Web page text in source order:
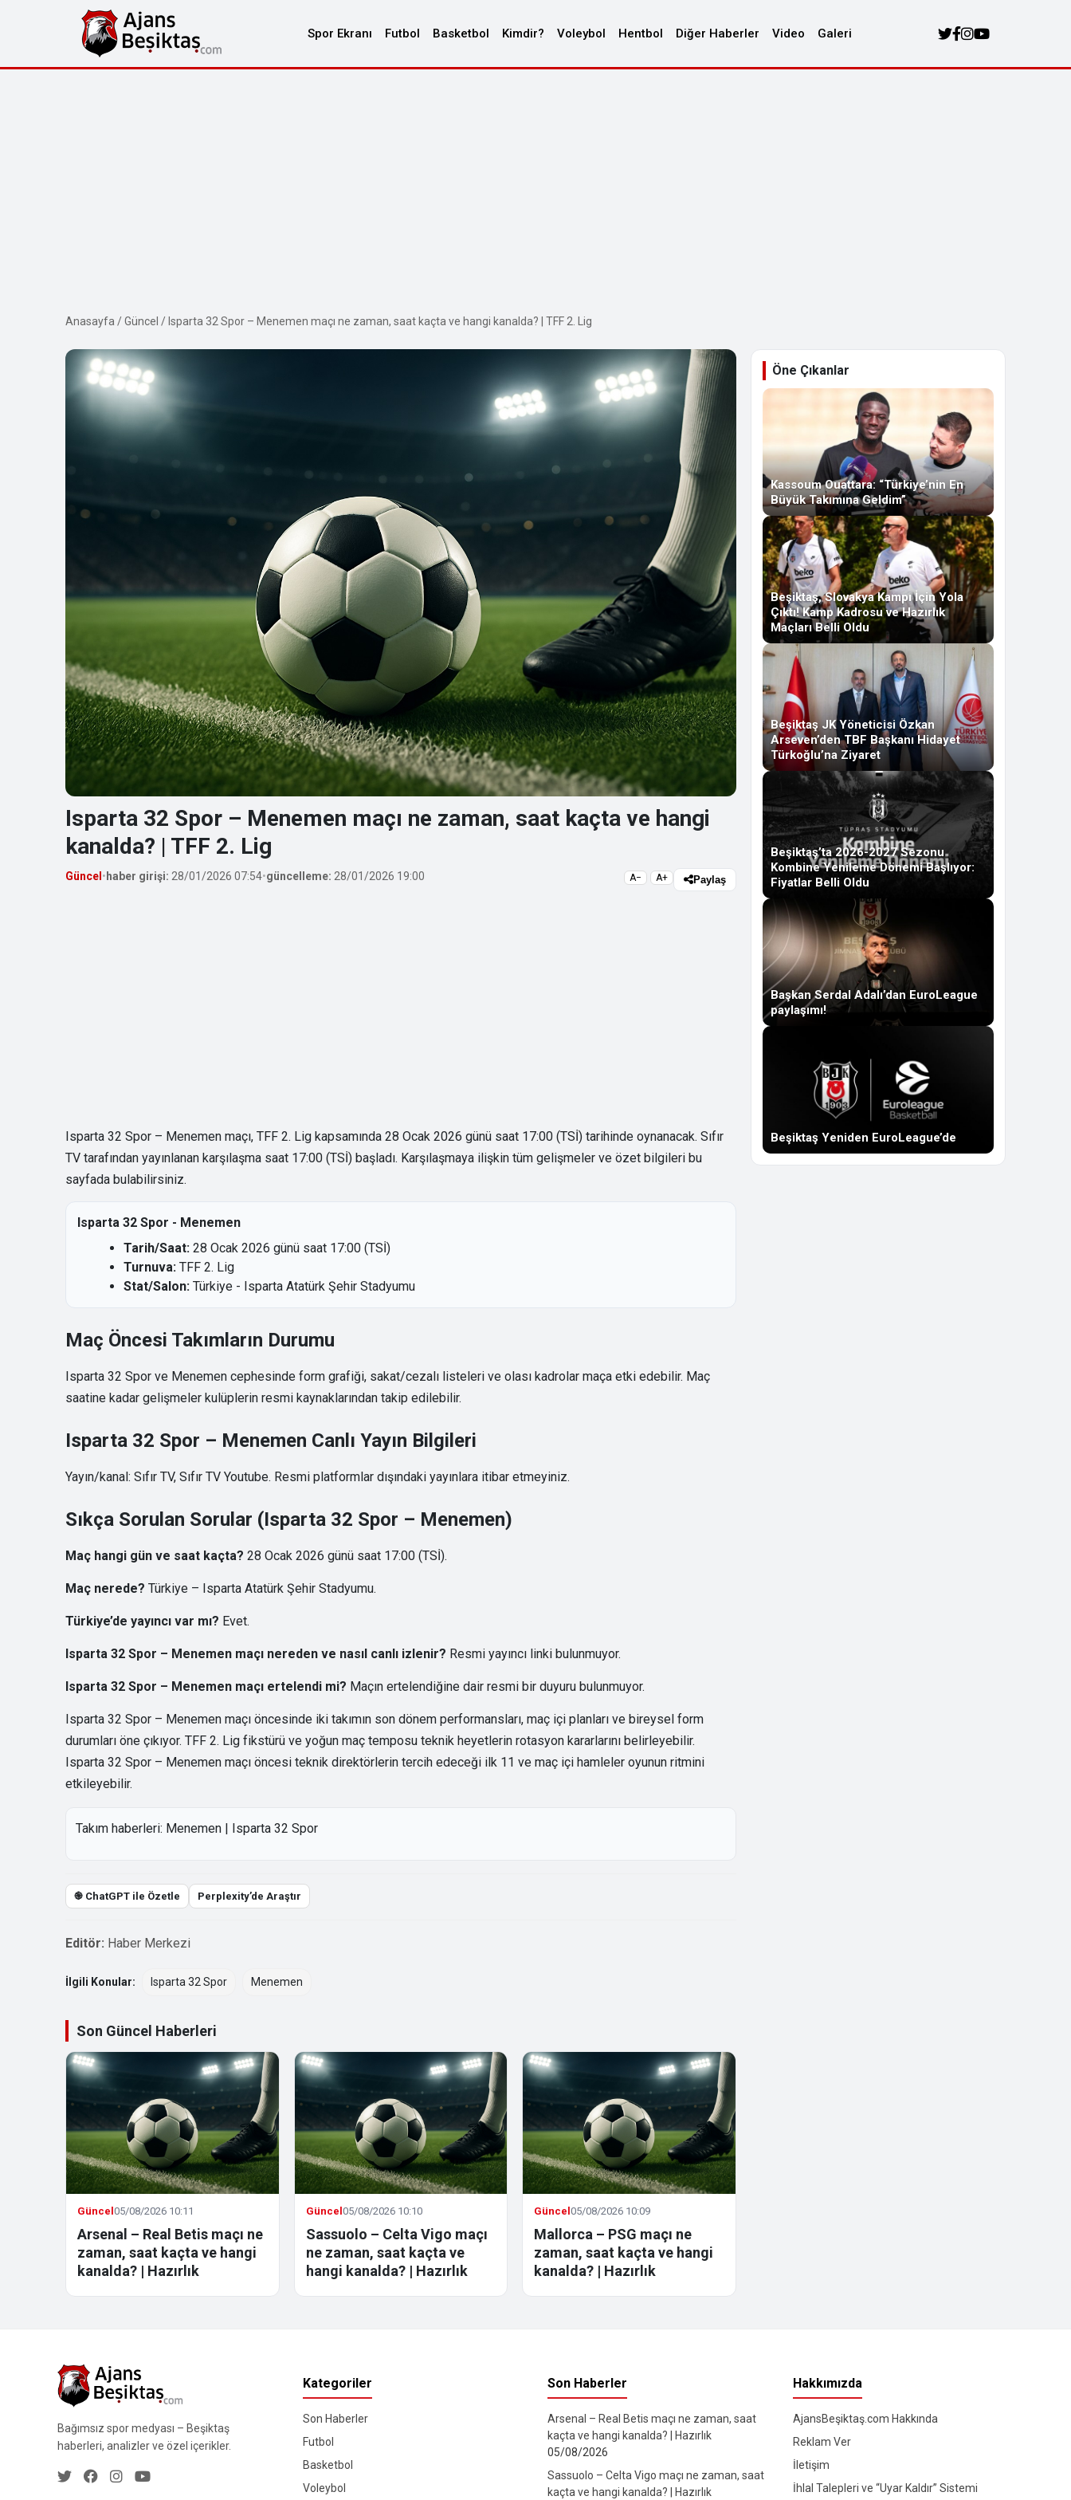
Spor Ekranı Futbol Basketbol Kimdir? Voleybol Hentbol Diğer Haberler Video Galeri
Anasayfa /Güncel / Isparta 32 Spor – Menemen maçı ne zaman, saat kaçta ve hangi kanalda? | TFF 2. Lig
Isparta 32 Spor – Menemen maçı ne zaman, saat kaçta ve hangi
kanalda? | TFF 2. Lig
Güncel • haber girişi: 28/01/2026 07:54•güncelleme: 28/01/2026 19:00 A− A+ Paylaş
Isparta 32 Spor – Menemen maçı, TFF 2. Lig kapsamında 28 Ocak 2026 günü saat 17:00 (TSİ) tarihinde oynanacak. Sıfır
TV tarafından yayınlanan karşılaşma saat 17:00 (TSİ) başladı. Karşılaşmaya ilişkin tüm gelişmeler ve özet bilgileri bu
sayfada bulabilirsiniz.
Isparta 32 Spor - Menemen
Tarih/Saat: 28 Ocak 2026 günü saat 17:00 (TSİ)
Turnuva: TFF 2. Lig
Stat/Salon: Türkiye - Isparta Atatürk Şehir Stadyumu
Maç Öncesi Takımların Durumu
Isparta 32 Spor ve Menemen cephesinde form grafiği, sakat/cezalı listeleri ve olası kadrolar maça etki edebilir. Maç
saatine kadar gelişmeler kulüplerin resmi kaynaklarından takip edilebilir.
Isparta 32 Spor – Menemen Canlı Yayın Bilgileri
Yayın/kanal: Sıfır TV, Sıfır TV Youtube. Resmi platformlar dışındaki yayınlara itibar etmeyiniz.
Sıkça Sorulan Sorular (Isparta 32 Spor – Menemen)
Maç hangi gün ve saat kaçta? 28 Ocak 2026 günü saat 17:00 (TSİ).
Maç nerede? Türkiye – Isparta Atatürk Şehir Stadyumu.
Türkiye’de yayıncı var mı? Evet.
Isparta 32 Spor – Menemen maçı nereden ve nasıl canlı izlenir? Resmi yayıncı linki bulunmuyor.
Isparta 32 Spor – Menemen maçı ertelendi mi? Maçın ertelendiğine dair resmi bir duyuru bulunmuyor.
Isparta 32 Spor – Menemen maçı öncesinde iki takımın son dönem performansları, maç içi planları ve bireysel form
durumları öne çıkıyor. TFF 2. Lig fikstürü ve yoğun maç temposu teknik heyetlerin rotasyon kararlarını belirleyebilir.
Isparta 32 Spor – Menemen maçı öncesi teknik direktörlerin tercih edeceği ilk 11 ve maç içi hamleler oyunun ritmini
etkileyebilir.
Takım haberleri: Menemen Isparta 32 Spor
֎ ChatGPT ile Özetle Perplexity’de Araştır
Editör: Haber Merkezi
İlgili Konular: Isparta 32 Spor Menemen
Son Güncel Haberleri
Güncel 05/08/2026 10:11
Arsenal – Real Betis maçı ne
zaman, saat kaçta ve hangi
kanalda? | Hazırlık
Güncel 05/08/2026 10:10
Sassuolo – Celta Vigo maçı
ne zaman, saat kaçta ve
hangi kanalda? | Hazırlık
Güncel05/08/2026 10:09
Mallorca – PSG maçı ne
zaman, saat kaçta ve hangi
kanalda? | Hazırlık
Öne Çıkanlar
Kassoum Ouattara: “Türkiye’nin En
Büyük Takımına Geldim”
Beşiktaş, Slovakya Kampı İçin Yola
Çıktı! Kamp Kadrosu ve Hazırlık
Maçları Belli Oldu
Beşiktaş JK Yöneticisi Özkan
Arseven’den TBF Başkanı Hidayet
Türkoğlu’na Ziyaret
Beşiktaş’ta 2026-2027 Sezonu
Kombine Yenileme Dönemi Başlıyor:
Fiyatlar Belli Oldu
Başkan Serdal Adalı’dan EuroLeague
paylaşımı!
Beşiktaş Yeniden EuroLeague’de
Bağımsız spor medyası – Beşiktaş
haberleri, analizler ve özel içerikler.
Kategoriler
Son Haberler
Futbol
Basketbol
Voleybol
Son Haberler
Arsenal – Real Betis maçı ne zaman, saat
kaçta ve hangi kanalda? | Hazırlık
05/08/2026
Sassuolo – Celta Vigo maçı ne zaman, saat
kaçta ve hangi kanalda? | Hazırlık
Hakkımızda
AjansBeşiktaş.com Hakkında
Reklam Ver
İletişim
İhlal Talepleri ve “Uyar Kaldır” Sistemi